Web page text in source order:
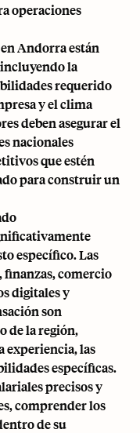
operaciones
Andorra están
la
requerido
y el clima
deben asegurar el
nacionales
que estén
para construir un
específico. Las
comercio
digitales y
son
de la región,
experiencia, las
específicas.
precisos y
comprender los
de su